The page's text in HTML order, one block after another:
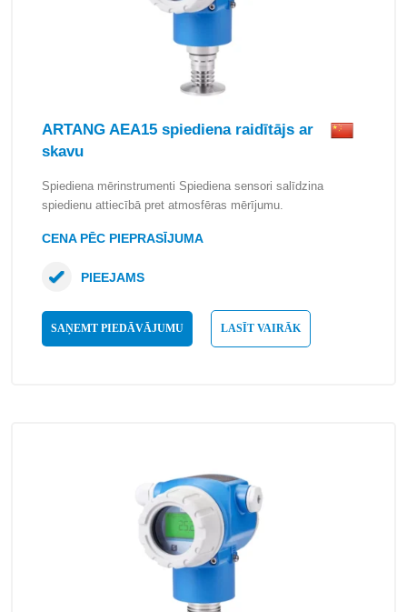
ARTANG AEA15 spiediena raidītājs ar
skavu
Spiediena mērinstrumenti Spiediena sensori salīdzina
spiedienu attiecībā pret atmosfēras mērījumu.
CENA PĒC PIEPRASĪJUMA
SAŅEMT PIEDĀVĀJUMU LASĪT VAIRĀK
PIEEJAMS